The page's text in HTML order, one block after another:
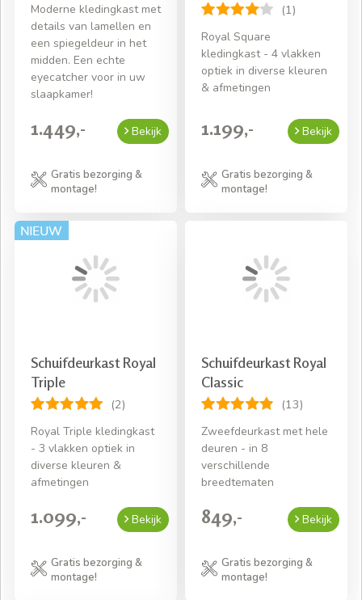
Moderne kledingkast met
details van lamellen en
een spiegeldeur in het
midden. Een echte
eyecatcher voor in uw
slaapkamer!
1.449,- Bekijk
Gratis bezorging &
montage!
(1)
Royal Square
kledingkast - 4 vlakken
optiek in diverse kleuren
& afmetingen
1.199,- Bekijk
Gratis bezorging &
montage!
Schuifdeurkast Royal
Triple
(2)
Royal Triple kledingkast
- 3 vlakken optiek in
diverse kleuren &
afmetingen
1.099,- Bekijk
Gratis bezorging &
montage!
Schuifdeurkast Royal
Classic
(13)
Zweefdeurkast met hele
deuren - in 8
verschillende
breedtematen
849,- Bekijk
Gratis bezorging &
montage!